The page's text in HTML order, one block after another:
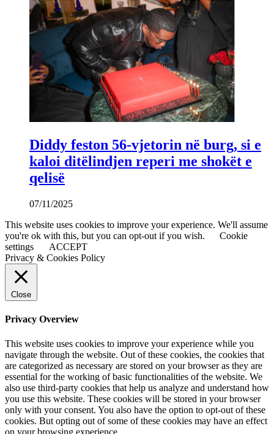
Diddy feston 56-vjetorin në burg, si e
kaloi ditëlindjen reperi me shokët e
qelisë
07/11/2025
This website uses cookies to improve your experience. We'll assume
you're ok with this, but you can opt-out if you wish.
Cookie
settings
ACCEPT
Privacy & Cookies Policy
Close
Privacy Overview
This website uses cookies to improve your experience while you
navigate through the website. Out of these cookies, the cookies that
are categorized as necessary are stored on your browser as they are
essential for the working of basic functionalities of the website. We
also use third-party cookies that help us analyze and understand how
you use this website. These cookies will be stored in your browser
only with your consent. You also have the option to opt-out of these
cookies. But opting out of some of these cookies may have an effect
on your browsing experience.